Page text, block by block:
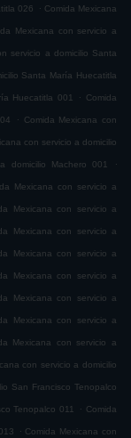
026 . Comida Mexicana
Mexicana con servicio a
servicio a domicilio Santa
Santa María Huecatitla
Huecatitla 001 . Comida
. Comida Mexicana con
con servicio a domicilio
domicilio Machero 001 .
Mexicana con servicio a
Mexicana con servicio a
Mexicana con servicio a
Mexicana con servicio a
Mexicana con servicio a
Mexicana con servicio a
Mexicana con servicio a
Mexicana con servicio a
con servicio a domicilio
San Francisco Tenopalco
Tenopalco 011 . Comida
. Comida Mexicana con